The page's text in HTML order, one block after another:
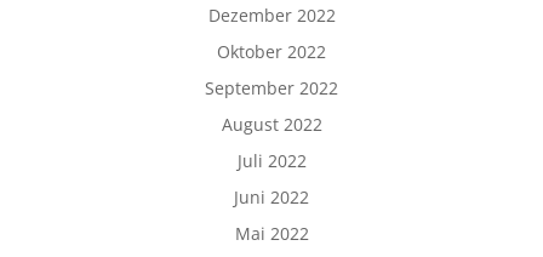
Dezember 2022
Oktober 2022
September 2022
August 2022
Juli 2022
Juni 2022
Mai 2022